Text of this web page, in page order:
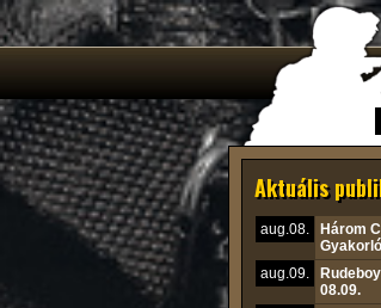
Aktuális
aug.08.
Három
aug.09.
08.09.